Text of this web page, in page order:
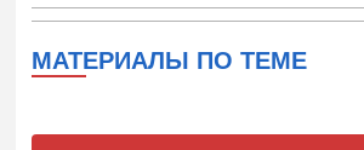
МАТЕРИАЛЫ ПО ТЕМЕ